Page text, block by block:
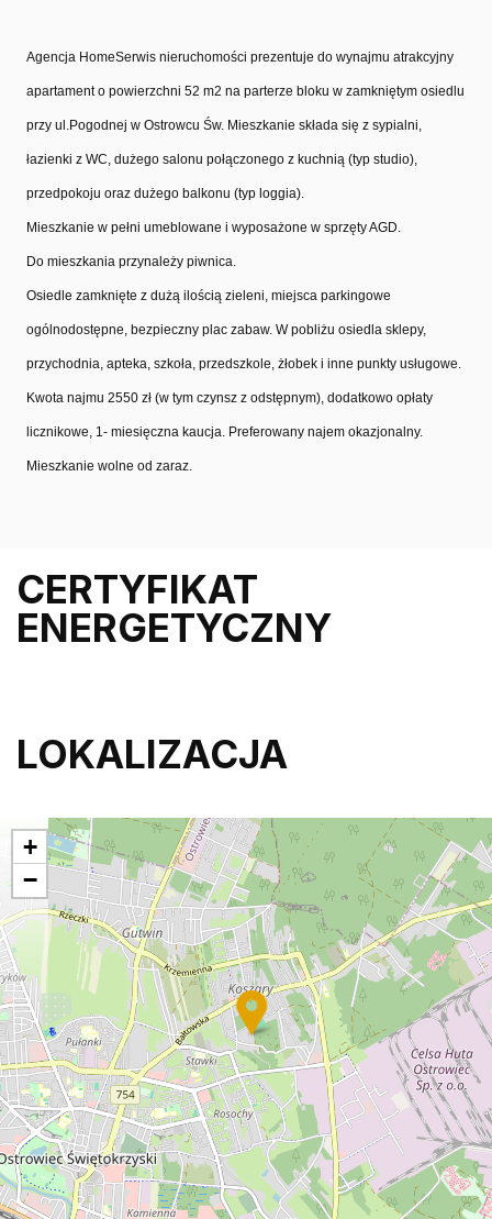
Agencja HomeSerwis nieruchomości prezentuje do wynajmu atrakcyjny
apartament o powierzchni 52 m2 na parterze bloku w zamkniętym osiedlu
przy ul.Pogodnej w Ostrowcu Św. Mieszkanie składa się z sypialni,
łazienki z WC, dużego salonu połączonego z kuchnią (typ studio),
przedpokoju oraz dużego balkonu (typ loggia).
Mieszkanie w pełni umeblowane i wyposażone w sprzęty AGD.
Do mieszkania przynależy piwnica.
Osiedle zamknięte z dużą ilością zieleni, miejsca parkingowe
ogólnodostępne, bezpieczny plac zabaw. W pobliżu osiedla sklepy,
przychodnia, apteka, szkoła, przedszkole, żłobek i inne punkty usługowe.
Kwota najmu 2550 zł (w tym czynsz z odstępnym), dodatkowo opłaty
licznikowe, 1- miesięczna kaucja. Preferowany najem okazjonalny.
Mieszkanie wolne od zaraz.
CERTYFIKAT
ENERGETYCZNY
LOKALIZACJA
+
−